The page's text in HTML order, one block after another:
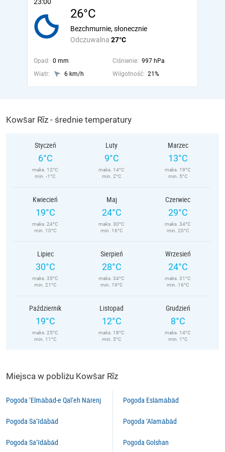
26°C
Odczuwalna 27°C
Bezchmurnie, słonecznie
Opad: 0 mm Ciśnienie: 997 hPa
Wiatr:
6 km/h Wilgotność: 21%
Kows̄ar Rīz - średnie temperatury
Styczeń
6°C
maks. 12°C
min. -1°C
Luty
9°C
maks. 14°C
min. 2°C
Marzec
13°C
maks. 19°C
min. 5°C
Kwiecień
19°C
maks. 24°C
min. 10°C
Maj
24°C
maks. 30°C
min. 16°C
Czerwiec
29°C
maks. 34°C
min. 20°C
Lipiec
30°C
maks. 35°C
min. 21°C
Sierpień
28°C
maks. 34°C
min. 19°C
Wrzesień
24°C
maks. 31°C
min. 16°C
Październik
19°C
maks. 25°C
min. 11°C
Listopad
12°C
maks. 18°C
min. 5°C
Grudzień
8°C
maks. 14°C
min. 1°C
Miejsca w pobliżu Kows̄ar Rīz
Pogoda ‘Elmābād-e Qal‘eh Nārenj
Pogoda Sa‘īdābād
Pogoda Sa‘īdābād
Pogoda Eslāmābād
Pogoda ‘Alamābād
Pogoda Golshan